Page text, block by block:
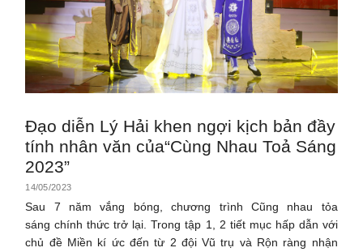
Đạo diễn Lý Hải khen ngợi kịch bản đầy
tính nhân văn của“Cùng Nhau Toả Sáng
2023”
14/05/2023
Sau 7 năm vắng bóng, chương trình Cũng nhau tỏa
sáng chính thức trở lại. Trong tập 1, 2 tiết mục hấp dẫn với
chủ đề Miền kí ức đến từ 2 đội Vũ trụ và Rộn ràng nhận